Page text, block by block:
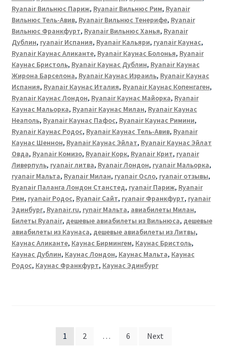
Ryanair Вильнюс Париж, Ryanair Вильнюс Рим, Ryanair
Вильнюс Тель-Авив, Ryanair Вильнюс Тенерифе, Ryanair
Вильнюс Франкфурт, Ryanair Вильнюс Ханья, Ryanair
Дублин, ryanair Испания, Ryanair Кальяри, ryanair Каунас,
Ryanair Каунас Аликанте, Ryanair Каунас Болонья, Ryanair
Каунас Бристоль, Ryanair Каунас Дублин, Ryanair Каунас
Жирона Барселона, Ryanair Каунас Израиль, Ryanair Каунас
Испания, Ryanair Каунас Италия, Ryanair Каунас Копенгаген,
Ryanair Каунас Лондон, Ryanair Каунас Майорка, Ryanair
Каунас Мальорка, Ryanair Каунас Милан, Ryanair Каунас
Неаполь, Ryanair Каунас Пафос, Ryanair Каунас Римини,
Ryanair Каунас Родос, Ryanair Каунас Тель-Авив, Ryanair
Каунас Шеннон, Ryanair Каунас Эйлат, Ryanair Каунас Эйлат
Овда, Ryanair Комизо, Ryanair Корк, Ryanair Крит, ryanair
Ливерпуль, ryanair литва, Ryanair Лондон, ryanair Мальорка,
ryanair Мальта, Ryanair Милан, ryanair Осло, ryanair отзывы,
Ryanair Паланга Лондон Станстед, ryanair Париж, Ryanair
Рим, ryanair Родос, Ryanair Сайт, ryanair Франкфурт, ryanair
Эдинбург, Ryanair.ru, rynair Мальта, авиабилеты Милан,
Билеты Ryanair, дешевые авиабилеты из Вильнюса, дешевые
авиабилеты из Каунаса, дешевые авиабилеты из Литвы,
Каунас Аликанте, Каунас Бирмингем, Каунас Бристоль,
Каунас Дублин, Каунас Лондон, Каунас Мальта, Каунас
Родос, Каунас Франкфурт, Каунас Эдинбург
1 2 … 6 Next